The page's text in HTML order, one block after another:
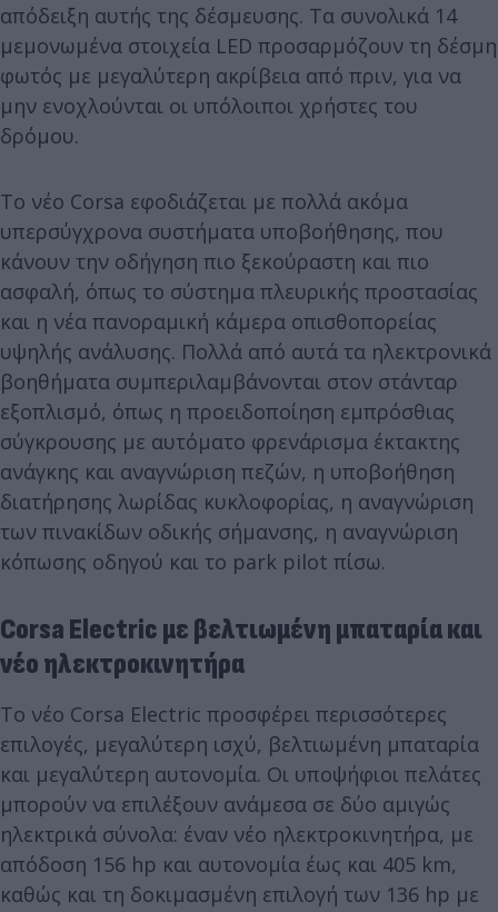
απόδειξη αυτής της δέσμευσης. Τα συνολικά 14
μεμονωμένα στοιχεία LED προσαρμόζουν τη δέσμη
φωτός με μεγαλύτερη ακρίβεια από πριν, για να
μην ενοχλούνται οι υπόλοιποι χρήστες του
δρόμου.
Το νέο Corsa εφοδιάζεται με πολλά ακόμα
υπερσύγχρονα συστήματα υποβοήθησης, που
κάνουν την οδήγηση πιο ξεκούραστη και πιο
ασφαλή, όπως το σύστημα πλευρικής προστασίας
και η νέα πανοραμική κάμερα οπισθοπορείας
υψηλής ανάλυσης. Πολλά από αυτά τα ηλεκτρονικά
βοηθήματα συμπεριλαμβάνονται στον στάνταρ
εξοπλισμό, όπως η προειδοποίηση εμπρόσθιας
σύγκρουσης με αυτόματο φρενάρισμα έκτακτης
ανάγκης και αναγνώριση πεζών, η υποβοήθηση
διατήρησης λωρίδας κυκλοφορίας, η αναγνώριση
των πινακίδων οδικής σήμανσης, η αναγνώριση
κόπωσης οδηγού και το park pilot πίσω.
Corsa Electric με βελτιωμένη μπαταρία και
νέο ηλεκτροκινητήρα
Το νέο Corsa Electric προσφέρει περισσότερες
επιλογές, μεγαλύτερη ισχύ, βελτιωμένη μπαταρία
και μεγαλύτερη αυτονομία. Οι υποψήφιοι πελάτες
μπορούν να επιλέξουν ανάμεσα σε δύο αμιγώς
ηλεκτρικά σύνολα: έναν νέο ηλεκτροκινητήρα, με
απόδοση 156 hp και αυτονομία έως και 405 km,
καθώς και τη δοκιμασμένη επιλογή των 136 hp με